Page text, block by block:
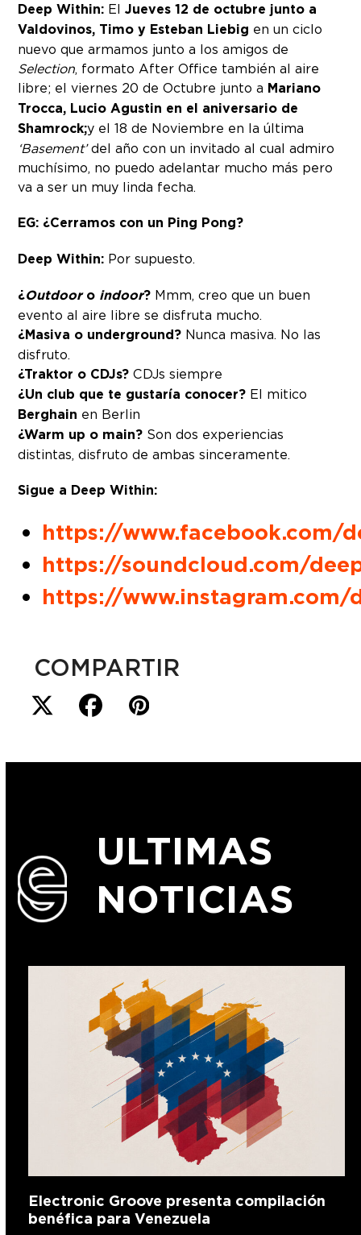
Deep Within: ElJueves 12 de octubre junto a
Valdovinos, Timo y Esteban Liebig en un ciclo
nuevo que armamos junto a los amigos de
Selection, formato After Office también al aire
libre; el viernes 20 de Octubre junto a Mariano
Trocca, Lucio Agustin en el aniversario de
Shamrock;y el 18 de Noviembre en la última
‘Basement’del año con un invitado al cual admiro
muchísimo, no puedo adelantar mucho más pero
va a ser un muy linda fecha.
EG: ¿Cerramos con un Ping Pong?
Deep Within: Por supuesto.
¿Outdooro indoor? Mmm, creo que un buen
evento al aire libre se disfruta mucho.
¿Masiva o underground? Nunca masiva. No las
disfruto.
¿Traktor o CDJs? CDJs siempre
¿Un club que te gustaría conocer? El mitico
Berghain en Berlin
¿Warm up o main? Son dos experiencias
distintas, disfruto de ambas sinceramente.
Sigue a Deep Within:
https://www.facebook.com/
https://soundcloud.com/
https://www.instagram.com/
COMPARTIR
ULTIMAS
NOTICIAS
Electronic Groove presenta compilación
benéfica para Venezuela